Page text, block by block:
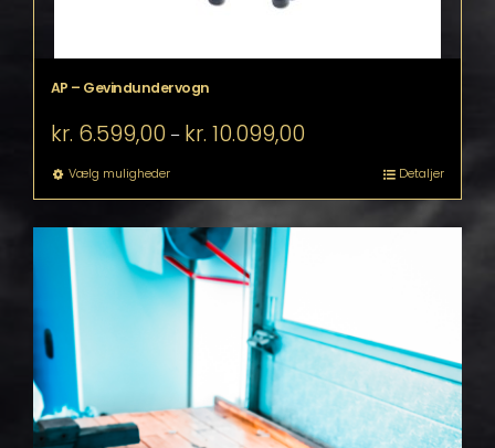
kr.6.599,00 – kr.10.099,00Prisinterval:
Vælg mulighederDette
vare
har
flere
varianter.
Mulighederne
vælges
på
varesiden